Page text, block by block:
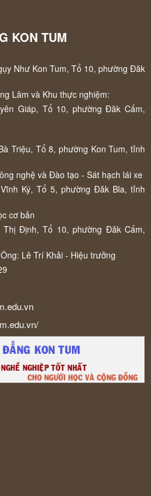
KON TUM
Như Kon Tum, Tổ 10, phường Đăk
Lâm và Khu thực nghiệm:
Giáp, Tổ 10, phường Đăk Cấm,
Triệu, Tổ 8, phường Kon Tum, tỉnh
nghệ và Đào tạo - Sát hạch lái xe
Ký, Tổ 5, phường Đăk Bla, tỉnh
cơ bản
Định, Tổ 10, phường Đăk Cấm,
Lê Trí Khải - Hiệu trưởng